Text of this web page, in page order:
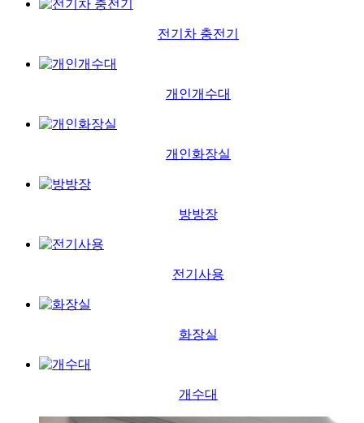
전기차 충전기
개인개수대
개인화장실
방방장
전기사용
화장실
개수대